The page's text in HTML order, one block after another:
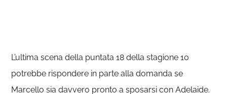
L’ultima scena della puntata 18 della stagione 10
potrebbe rispondere in parte alla domanda se
Marcello sia davvero pronto a sposarsi con Adelaide.